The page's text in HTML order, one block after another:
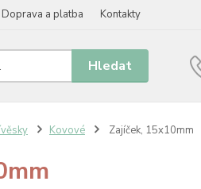
Doprava a platba Kontakty
Hledat
Kovové Zajíček, 15x10mm